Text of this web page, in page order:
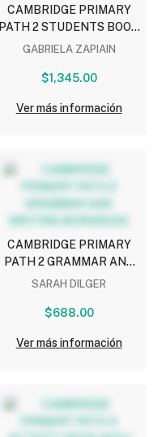
CAMBRIDGE PRIMARY
PATH 2 STUDENTS BOOK
WITH MY CREATIVE
AND EBOOK
GABRIELA ZAPIAIN
$1,345.00
Ver más información
CAMBRIDGE PRIMARY
PATH 2 GRAMMAR AND
WRITING WORKBOOK
SARAH DILGER
$688.00
Ver más información